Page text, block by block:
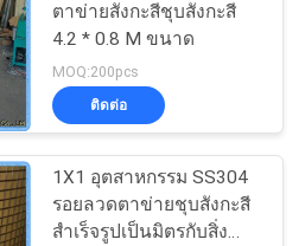
ตาข่ายสังกะสีชุบสังกะสี
4.2 * 0.8 M ขนาด
MOQ:200pcs
ติดต่อ
1X1 อุตสาหกรรม SS304
รอยลวดตาข่ายชุบสังกะสี
สำเร็จรูปเป็นมิตรกับสิ่ง